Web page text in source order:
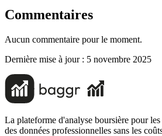
Commentaires
Aucun commentaire pour le moment.
Dernière mise à jour : 5 novembre 2025
La plateforme d'analyse boursière pour
des données professionnelles sans les